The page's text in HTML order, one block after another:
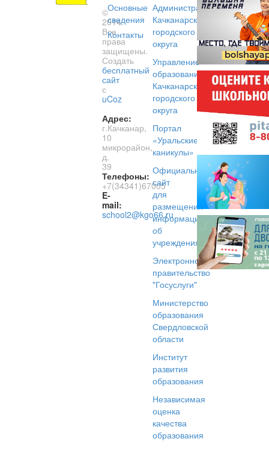
©
2014.
Все
права
защищены.
Создать
бесплатный
сайт
с
uCoz
Адрес:
г.Качканар,
10
микрорайон,
д.
39
Телефоны:
+7(34341)67005
E-
mail:
school2@kgo66.ru
Основные
сведения
Контакты
Администрация
Качканарского
городского
округа
Управление
образованием
Качканарского
городского
округа
Портал
«Уральские
каникулы»
Официальный
сайт
для
размещения
информации
об
учреждениях
Электронное
правительство
"Госуслуги"
Министерство
образования
Свердловской
области
Институт
развития
образования
Независимая
оценка
качества
образования